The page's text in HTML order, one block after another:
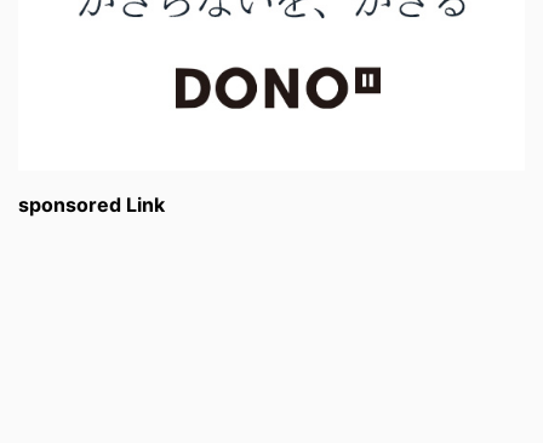
sponsored Link